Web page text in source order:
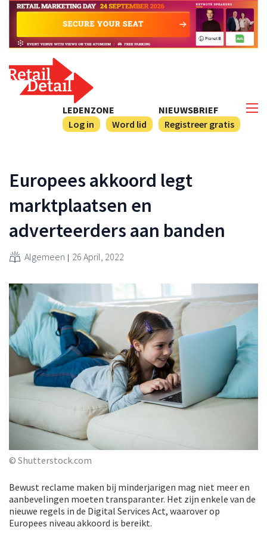
NIEUWSBRIEF
Registreer gratis
LEDENZONE
Log in
Word lid
Europees akkoord legt
marktplaatsen en
adverteerders aan banden
Algemeen 26 April, 2022
© Shutterstock.com
Bewust reclame maken bij minderjarigen mag niet meer en
aanbevelingen moeten transparanter. Het zijn enkele van de
nieuwe regels in de Digital Services Act, waarover op
Europees niveau akkoord is bereikt.